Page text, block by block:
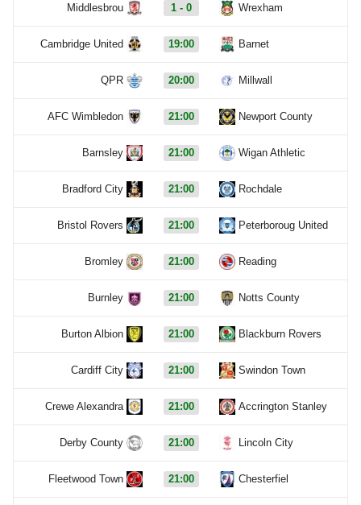
Middlesbrou 1 - 0 Wrexham
Cambridge United 19:00 Barnet
QPR 20:00 Millwall
AFC Wimbledon 21:00 Newport County
Barnsley 21:00 Wigan Athletic
Bradford City 21:00 Rochdale
Bristol Rovers 21:00 Peterboroug United
Bromley 21:00 Reading
Burnley 21:00 Notts County
Burton Albion 21:00 Blackburn Rovers
Cardiff City 21:00 Swindon Town
Crewe Alexandra 21:00 Accrington Stanley
Derby County 21:00 Lincoln City
Fleetwood Town 21:00 Chesterfiel